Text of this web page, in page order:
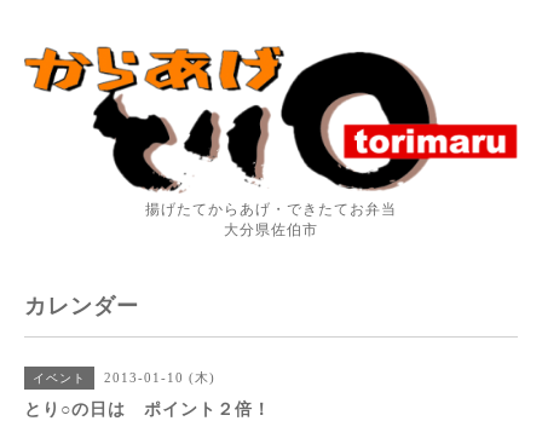
揚げたてからあげ・できたてお弁当
大分県佐伯市
カレンダー
イベント 2013-01-10 (木)
とり○の日は ポイント２倍！